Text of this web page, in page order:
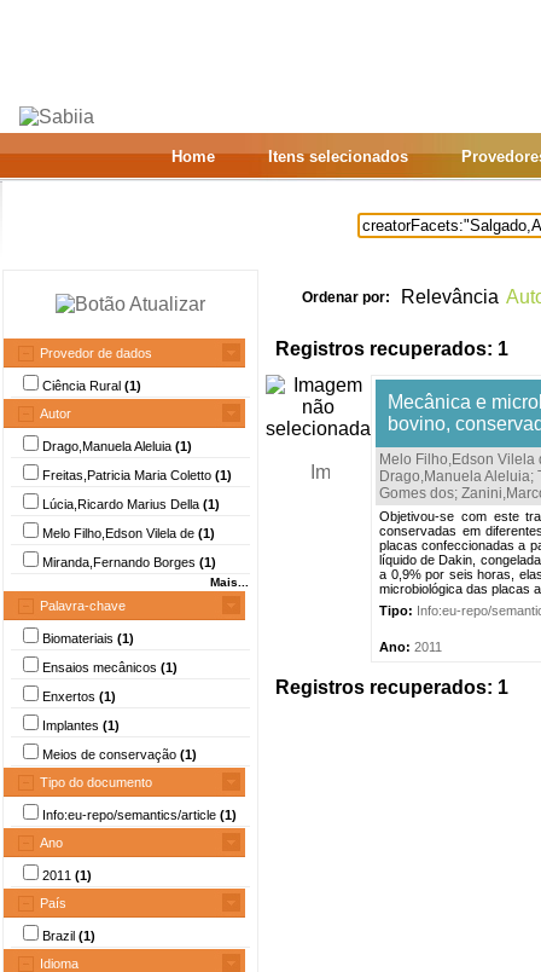
Home Itens selecionados
Provedor de dados
Ciência Rural (1)
Autor
Drago,Manuela Aleluia (1)
Freitas,Patricia Maria Coletto (1)
Lúcia,Ricardo Marius Della (1)
Melo Filho,Edson Vilela de (1)
Miranda,Fernando Borges (1)
Mais...
Palavra-chave
Biomateriais (1)
Ensaios mecânicos (1)
Enxertos (1)
Implantes (1)
Meios de conservação (1)
Tipo do documento
Info:eu-repo/semantics/article (1)
Ano
2011 (1)
País
Brazil (1)
Idioma
Ordenar por: Relevância
Registros recuperados: 1
Mecânica e
bovino,
Melo Filho,Edson Vilela
Drago,Manuela Aleluia;
Gomes dos;
Objetivou-se com este
conservadas em
placas confeccionadas a
líquido de Dakin,
a 0,9% por seis horas,
microbiológica das placas
Tipo: Info:eu-repo/
Ano: 2011
Registros recuperados: 1